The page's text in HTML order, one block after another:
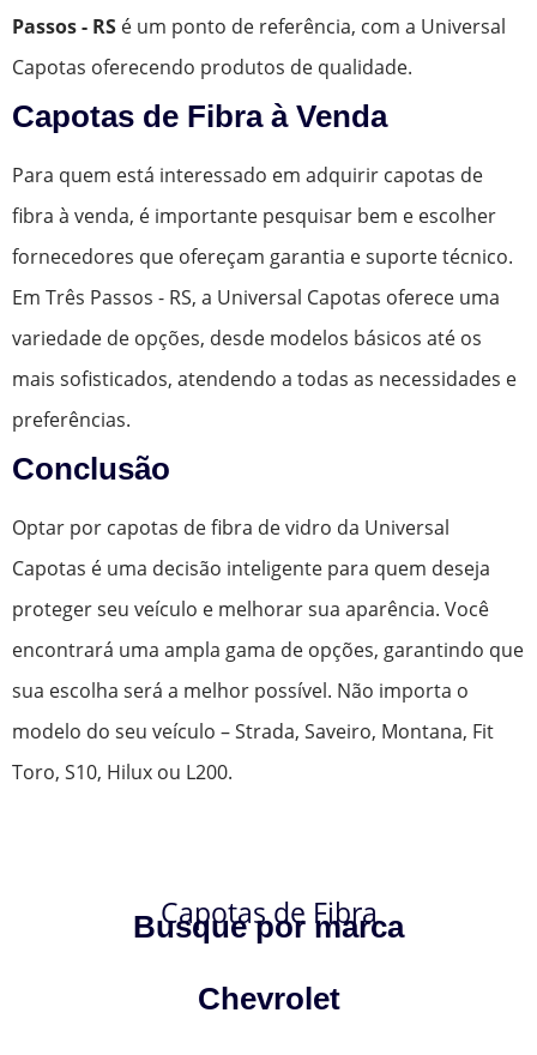
Passos - RS é um ponto de referência, com a Universal
Capotas oferecendo produtos de qualidade.
Capotas de Fibra à Venda
Para quem está interessado em adquirir capotas de
fibra à venda, é importante pesquisar bem e escolher
fornecedores que ofereçam garantia e suporte técnico.
Em Três Passos - RS, a Universal Capotas oferece uma
variedade de opções, desde modelos básicos até os
mais sofisticados, atendendo a todas as necessidades e
preferências.
Conclusão
Optar por capotas de fibra de vidro da Universal
Capotas é uma decisão inteligente para quem deseja
proteger seu veículo e melhorar sua aparência. Você
encontrará uma ampla gama de opções, garantindo que
sua escolha será a melhor possível. Não importa o
modelo do seu veículo – Strada, Saveiro, Montana, Fit
Toro, S10, Hilux ou L200.
Capotas de Fibra
Busque por marca
Chevrolet